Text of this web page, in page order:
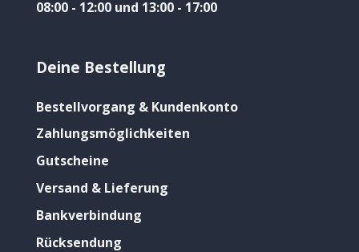
08:00 - 12:00 und 13:00 - 17:00
Deine Bestellung
Bestellvorgang & Kundenkonto
Zahlungsmöglichkeiten
Gutscheine
Versand & Lieferung
Bankverbindung
Rücksendung